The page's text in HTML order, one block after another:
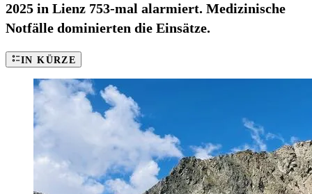
2025 in Lienz 753-mal alarmiert. Medizinische
Notfälle dominierten die Einsätze.
IN KÜRZE